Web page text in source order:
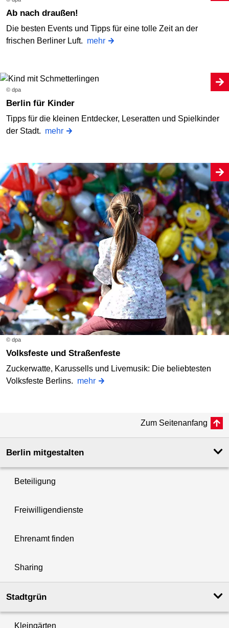
Ab nach draußen!
Die besten Events und Tipps für eine tolle Zeit an der
frischen Berliner Luft. mehr
© dpa
Berlin für Kinder
Tipps für die kleinen Entdecker, Leseratten und Spielkinder
der Stadt. mehr
© dpa
Volksfeste und Straßenfeste
Zuckerwatte, Karussells und Livemusik: Die beliebtesten
Volksfeste Berlins. mehr
Zum Seitenanfang
Berlin mitgestalten
Beteiligung
Freiwilligendienste
Ehrenamt finden
Sharing
Stadtgrün
Kleingärten